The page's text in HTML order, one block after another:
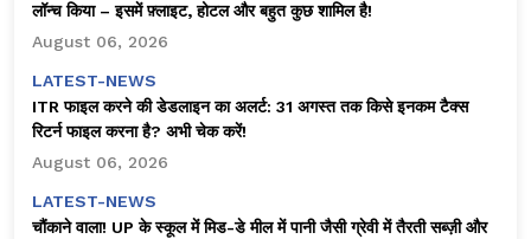
लॉन्च किया – इसमें फ़्लाइट, होटल और बहुत कुछ शामिल है!
August 06, 2026
LATEST-NEWS
ITR फाइल करने की डेडलाइन का अलर्ट: 31 अगस्त तक किसे इनकम टैक्स
रिटर्न फाइल करना है? अभी चेक करें!
August 06, 2026
LATEST-NEWS
चौंकाने वाला! UP के स्कूल में मिड-डे मील में पानी जैसी ग्रेवी में तैरती सब्ज़ी और